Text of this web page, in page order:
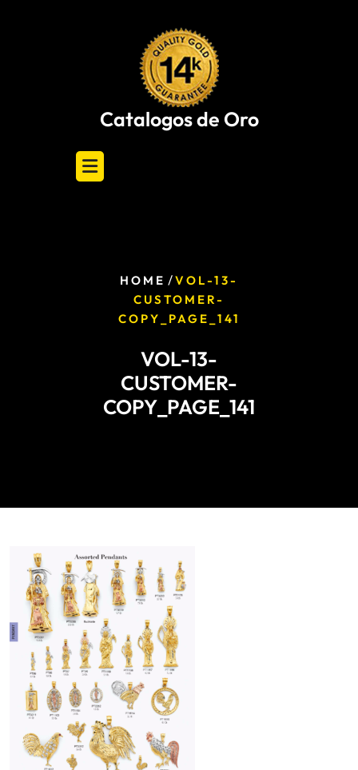
Catalogos de Oro
HOME /VOL-13-
CUSTOMER-
COPY_PAGE_141
VOL-13-
CUSTOMER-
COPY_PAGE_141